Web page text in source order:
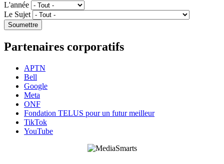
L'année
Le Sujet
Partenaires corporatifs
APTN
Bell
Google
Meta
ONF
Fondation TELUS pour un futur meilleur
TikTok
YouTube